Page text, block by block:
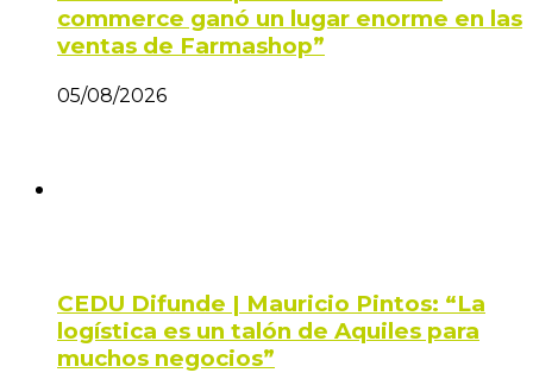
commerce ganó un lugar enorme en las
ventas de Farmashop”
05/08/2026
CEDU Difunde | Mauricio Pintos: “La
logística es un talón de Aquiles para
muchos negocios”